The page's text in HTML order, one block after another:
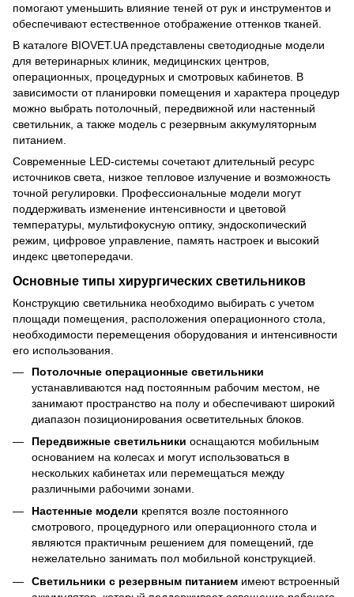
помогают уменьшить влияние теней от рук и инструментов и
обеспечивают естественное отображение оттенков тканей.
В каталоге BIOVET.UA представлены светодиодные модели
для ветеринарных клиник, медицинских центров,
операционных, процедурных и смотровых кабинетов. В
зависимости от планировки помещения и характера процедур
можно выбрать потолочный, передвижной или настенный
светильник, а также модель с резервным аккумуляторным
питанием.
Современные LED-системы сочетают длительный ресурс
источников света, низкое тепловое излучение и возможность
точной регулировки. Профессиональные модели могут
поддерживать изменение интенсивности и цветовой
температуры, мультифокусную оптику, эндоскопический
режим, цифровое управление, память настроек и высокий
индекс цветопередачи.
Основные типы хирургических светильников
Конструкцию светильника необходимо выбирать с учетом
площади помещения, расположения операционного стола,
необходимости перемещения оборудования и интенсивности
его использования.
Потолочные операционные светильники
устанавливаются над постоянным рабочим местом, не
занимают пространство на полу и обеспечивают широкий
диапазон позиционирования осветительных блоков.
Передвижные светильники оснащаются мобильным
основанием на колесах и могут использоваться в
нескольких кабинетах или перемещаться между
различными рабочими зонами.
Настенные модели крепятся возле постоянного
смотрового, процедурного или операционного стола и
являются практичным решением для помещений, где
нежелательно занимать пол мобильной конструкцией.
Светильники с резервным питанием имеют встроенный